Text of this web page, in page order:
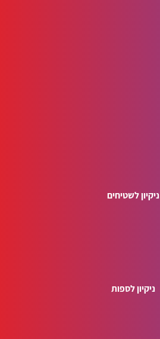
ניקיון לשטיחים
ניקיון לספות